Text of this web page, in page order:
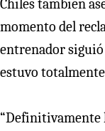
Chiles también
momento del
entrenador siguió
estuvo
“Definitivamente